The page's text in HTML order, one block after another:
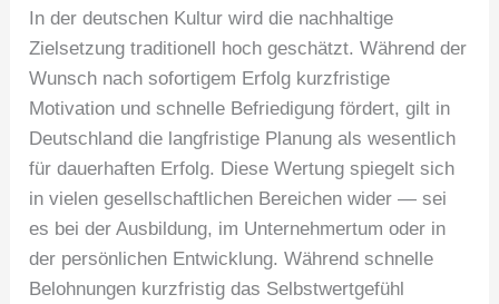
In der deutschen Kultur wird die nachhaltige
Zielsetzung traditionell hoch geschätzt. Während der
Wunsch nach sofortigem Erfolg kurzfristige
Motivation und schnelle Befriedigung fördert, gilt in
Deutschland die langfristige Planung als wesentlich
für dauerhaften Erfolg. Diese Wertung spiegelt sich
in vielen gesellschaftlichen Bereichen wider — sei
es bei der Ausbildung, im Unternehmertum oder in
der persönlichen Entwicklung. Während schnelle
Belohnungen kurzfristig das Selbstwertgefühl